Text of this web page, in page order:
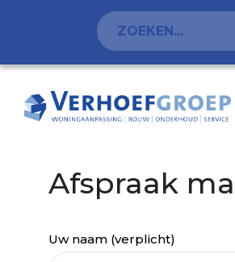
Afspraak
Uw naam (verplicht)